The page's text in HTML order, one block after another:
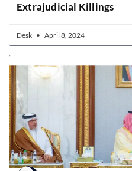
Extrajudicial Killings
Desk April 8, 2024